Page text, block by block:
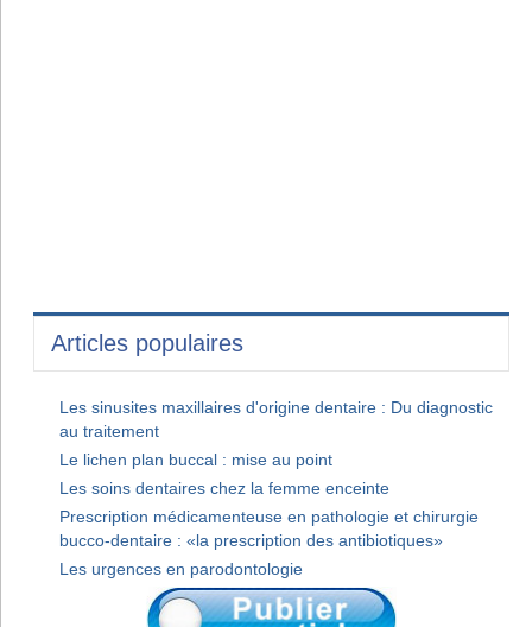
Articles populaires
Les sinusites maxillaires d'origine dentaire : Du diagnostic
au traitement
Le lichen plan buccal : mise au point
Les soins dentaires chez la femme enceinte
Prescription médicamenteuse en pathologie et chirurgie
bucco-dentaire : «la prescription des antibiotiques»
Les urgences en parodontologie